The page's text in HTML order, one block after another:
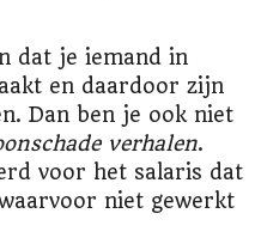
dat je iemand in
en daardoor zijn
Dan ben je ook niet
verhalen.
voor het salaris dat
niet gewerkt